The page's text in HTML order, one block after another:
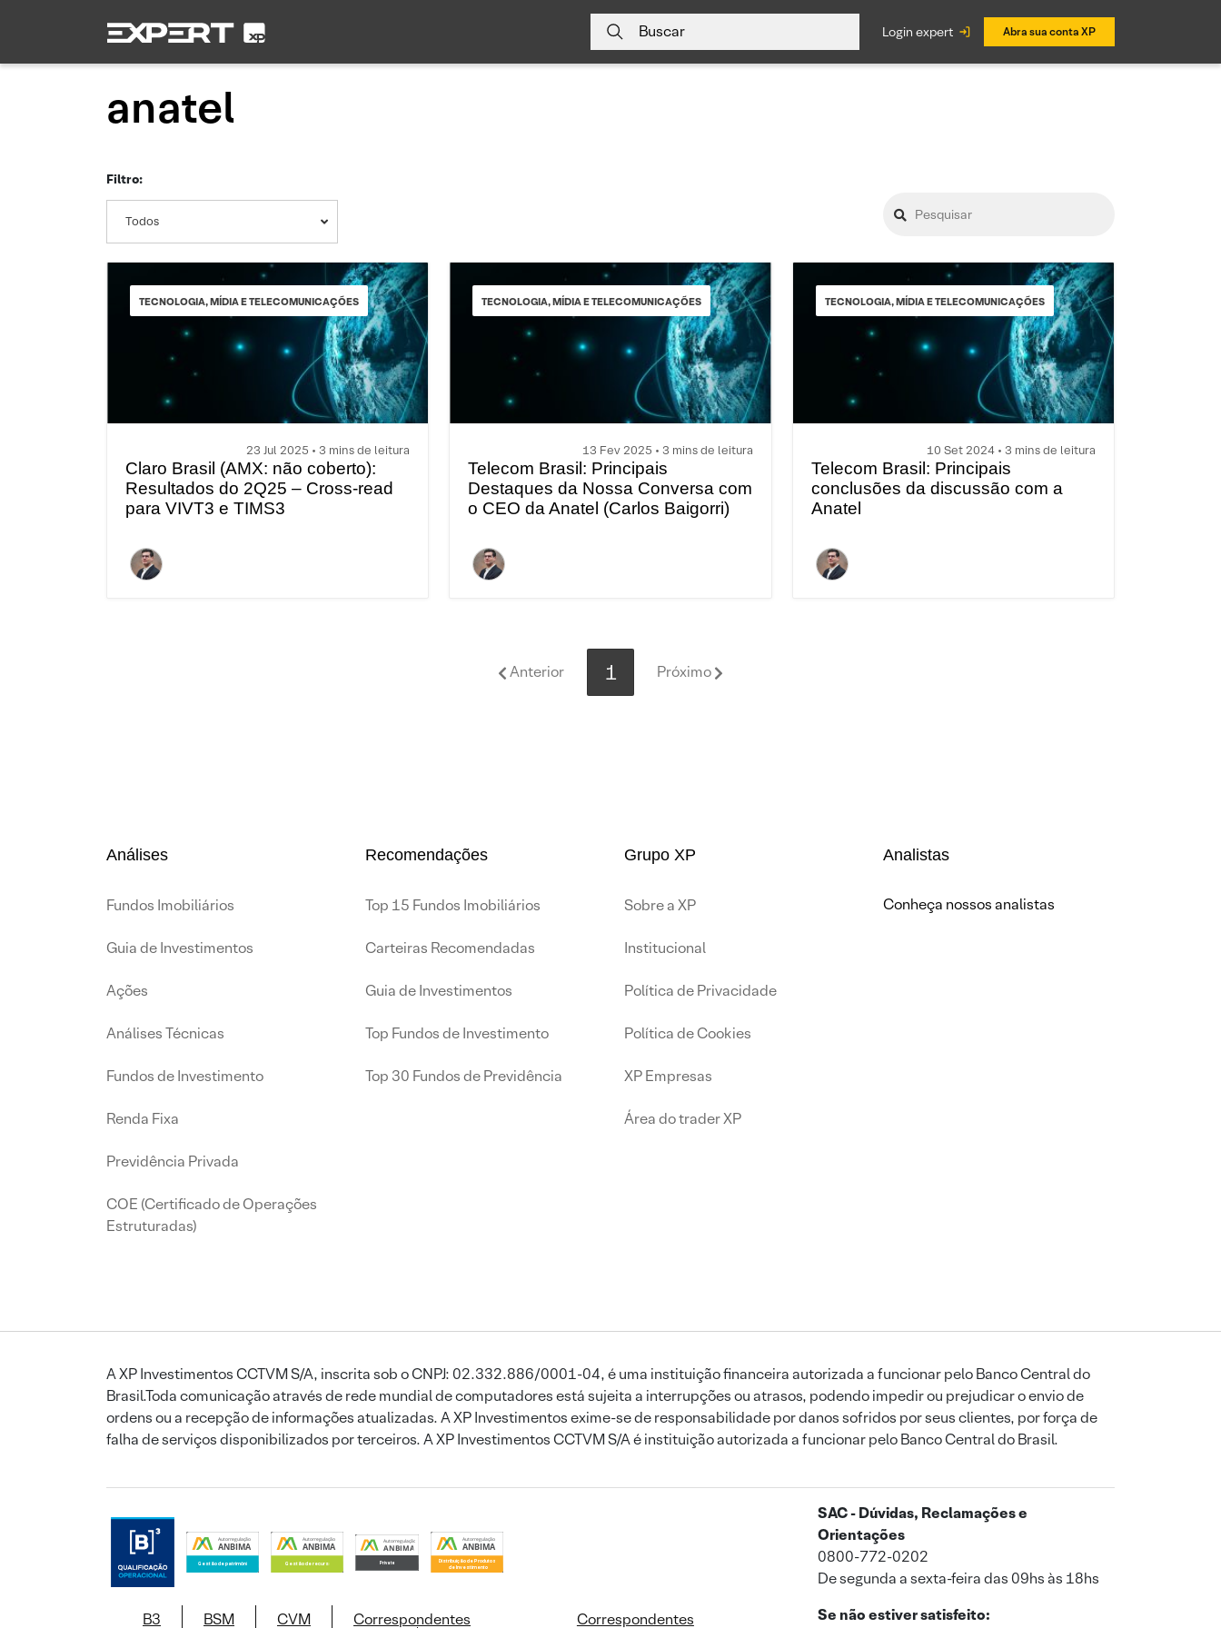
Buscar login expert Abra sua conta XP
anatel
Filtro:
Todos
TECNOLOGIA, MÍDIA E TELECOMUNICAÇÕES
23 Jul 2025 • 3 mins de leitura
Claro Brasil (AMX: não coberto):
Resultados do 2Q25 – Cross-read
para VIVT3 e TIMS3
TECNOLOGIA, MÍDIA E TELECOMUNICAÇÕES
13 Fev 2025 • 3 mins de leitura
Telecom Brasil: Principais
Destaques da Nossa Conversa com
o CEO da Anatel (Carlos Baigorri)
TECNOLOGIA, MÍDIA E TELECOMUNICAÇÕES
10 Set 2024 • 3 mins de leitura
Telecom Brasil: Principais
conclusões da discussão com a
Anatel
Anterior 1 Próximo
Análises
Fundos Imobiliários
Guia de Investimentos
Ações
Análises Técnicas
Fundos de Investimento
Renda Fixa
Previdência Privada
COE (Certificado de Operações
Estruturadas)
Recomendações
Top 15 Fundos Imobiliários
Carteiras Recomendadas
Guia de Investimentos
Top Fundos de Investimento
Top 30 Fundos de Previdência
Grupo XP
Sobre a XP
Institucional
Política de Privacidade
Política de Cookies
XP Empresas
Área do trader XP
Analistas
Conheça nossos analistas
A XP Investimentos CCTVM S/A, inscrita sob o CNPJ: 02.332.886/0001-04, é uma instituição financeira autorizada a funcionar pelo Banco Central do
Brasil.Toda comunicação através de rede mundial de computadores está sujeita a interrupções ou atrasos, podendo impedir ou prejudicar o envio de
ordens ou a recepção de informações atualizadas. A XP Investimentos exime-se de responsabilidade por danos sofridos por seus clientes, por força de
falha de serviços disponibilizados por terceiros. A XP Investimentos CCTVM S/A é instituição autorizada a funcionar pelo Banco Central do Brasil.
B3 BSM CVM Correspondentes Correspondentes
SAC - Dúvidas, Reclamações e
Orientações
0800-772-0202
De segunda a sexta-feira das 09hs às 18hs
Se não estiver satisfeito: